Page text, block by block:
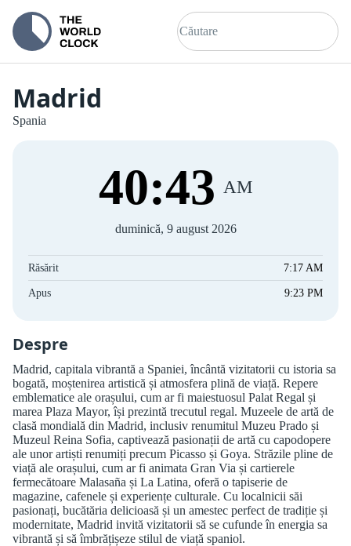
Madrid
Spania
40:43 AM
duminică, 9 august 2026
Răsărit 7:17 AM
Apus 9:23 PM
Despre
Madrid, capitala vibrantă a Spaniei, încântă vizitatorii cu istoria sa
bogată, moștenirea artistică și atmosfera plină de viață. Repere
emblematice ale orașului, cum ar fi maiestuosul Palat Regal și
marea Plaza Mayor, își prezintă trecutul regal. Muzeele de artă de
clasă mondială din Madrid, inclusiv renumitul Muzeu Prado și
Muzeul Reina Sofia, captivează pasionații de artă cu capodopere
ale unor artiști renumiți precum Picasso și Goya. Străzile pline de
viață ale orașului, cum ar fi animata Gran Via și cartierele
fermecătoare Malasaña și La Latina, oferă o tapiserie de
magazine, cafenele și experiențe culturale. Cu localnicii săi
pasionați, bucătăria delicioasă și un amestec perfect de tradiție și
modernitate, Madrid invită vizitatorii să se cufunde în energia sa
vibrantă și să îmbrățișeze stilul de viață spaniol.